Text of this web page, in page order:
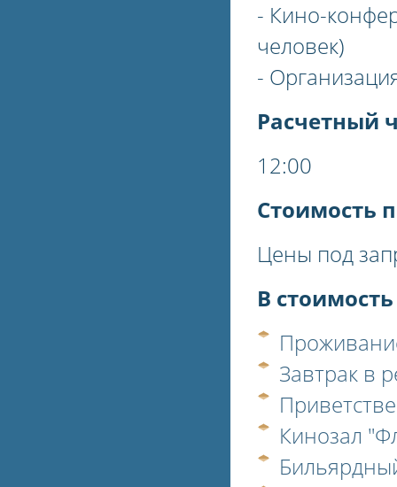
- Кино-
человек)
-
Расчетный
12:00
Стоимость
Цены под
В
Завтрак в
Кинозал